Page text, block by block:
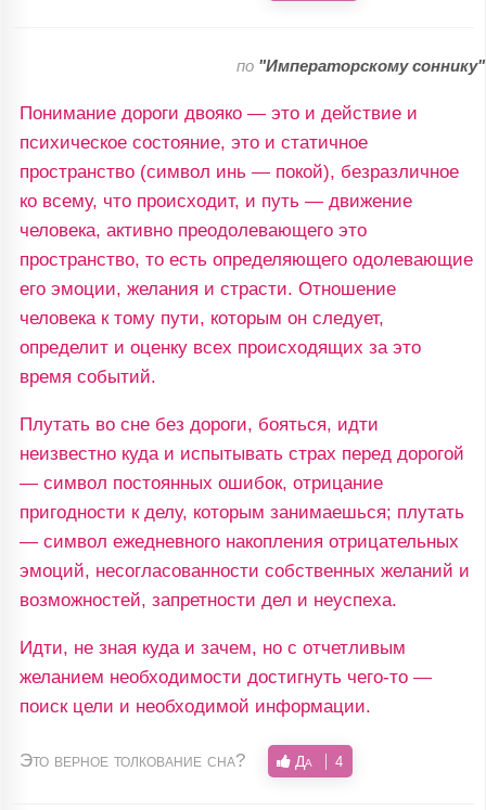
по "Императорскому соннику"
Понимание дороги двояко — это и действие и
психическое состояние, это и статичное
пространство (символ инь — покой), безразличное
ко всему, что происходит, и путь — движение
человека, активно преодолевающего это
пространство, то есть определяющего одолевающие
его эмоции, желания и страсти. Отношение
человека к тому пути, которым он следует,
определит и оценку всех происходящих за это
время событий.
Плутать во сне без дороги, бояться, идти
неизвестно куда и испытывать страх перед дорогой
— символ постоянных ошибок, отрицание
пригодности к делу, которым занимаешься; плутать
— символ ежедневного накопления отрицательных
эмоций, несогласованности собственных желаний и
возможностей, запретности дел и неуспеха.
Идти, не зная куда и зачем, но с отчетливым
желанием необходимости достигнуть чего-то —
поиск цели и необходимой информации.
Это верное толкование сна? Да 4